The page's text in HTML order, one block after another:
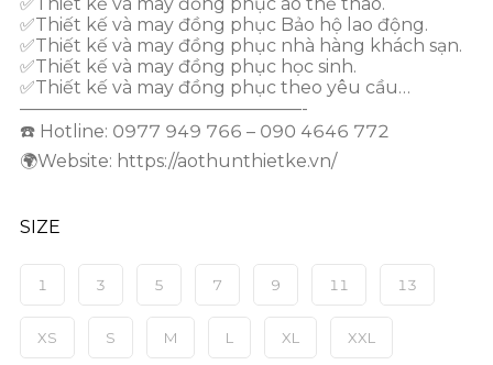
✅Thiết kế và may đồng phục Bảo hộ lao động.
✅Thiết kế và may đồng phục nhà hàng khách sạn.
✅Thiết kế và may đồng phục học sinh.
✅Thiết kế và may đồng phục theo yêu cầu…
————————————————-
☎️ Hotline: 0977 949 766 – 090 4646 772
🌍Website: https://aothunthietke.vn/
1 3 5 7 9 11 13
XS S M L XL XXL
SIZE